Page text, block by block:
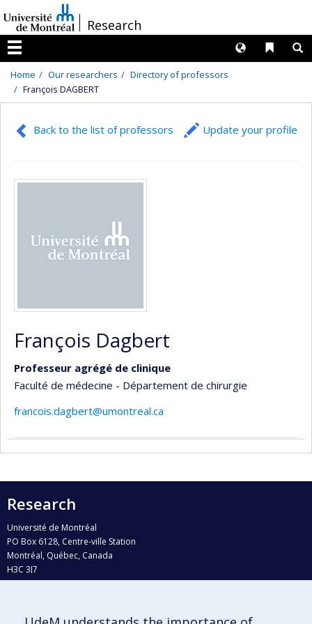
au
contenu
/Research
Menu
Liens
Langues
Home Our researchers
Directory of professors
François DAGBERT
Back to the list of professors Update your profile
François Dagbert
Professeur agrégé de clinique
Faculté de médecine - Département de chirurgie
francois.dagbert@umontreal.ca
Research
Université de Montréal
PO Box 6128, Centre-ville Station
Montréal, Québec, Canada
H3C 3J7